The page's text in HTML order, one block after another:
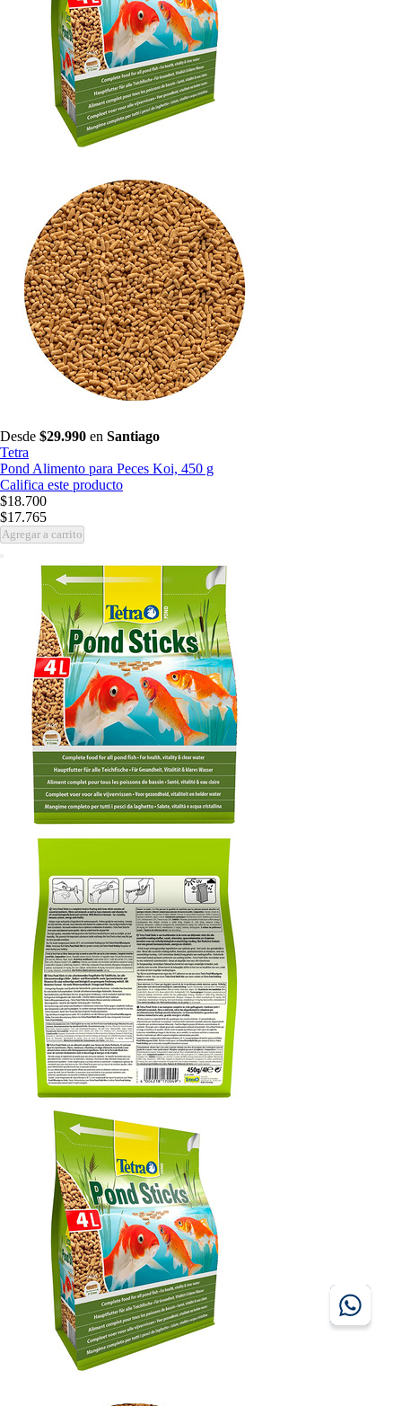
Desde $29.990 en Santiago
Tetra
Pond Alimento para Peces Koi, 450 g
Califica este producto
$18.700
$17.765
Agregar a carrito